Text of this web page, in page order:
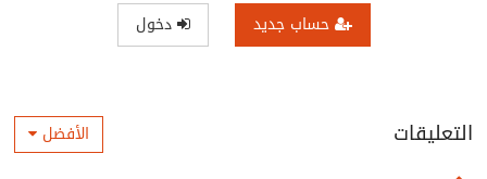
حساب جديد دخول
التعليقات الأفضل